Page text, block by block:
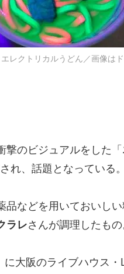
エレクトリカルうどん／画像は
撃のビジュアルをした「
れ、話題となっている。
品などを用いておいし
ラレさんが調理したもの
に大阪のライブハウス